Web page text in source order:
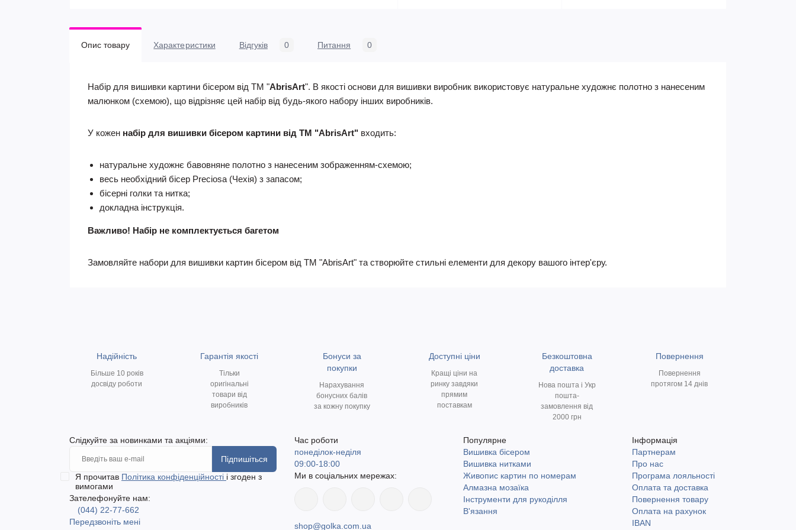
Опис товару Характеристики Відгуків 0 Питання 0
Набір для вишивки картини бісером від ТМ "AbrisArt". В якості основи для вишивки виробник використовує натуральне художнє полотно з нанесеним
малюнком (схемою), що відрізняє цей набір від будь-якого набору інших виробників.
У кожен набір для вишивки бісером картини від ТМ "AbrisArt" входить:
натуральне художнє бавовняне полотно з нанесеним зображенням-схемою;
весь необхідний бісер Preciosa (Чехія) з запасом;
бісерні голки та нитка;
докладна інструкція.
Важливо! Набір не комплектується багетом
Замовляйте набори для вишивки картин бісером від ТМ "AbrisArt" та створюйте стильні елементи для декору вашого інтер'єру.
Надійність
Більше 10 років
досвіду роботи
Гарантія якості
Тільки
оригінальні
товари від
виробників
Бонуси за
покупки
Нарахування
бонусних балів
за кожну покупку
Доступні ціни
Кращі ціни на
ринку завдяки
прямим
поставкам
Безкоштовна
доставка
Нова пошта і Укр
пошта-
замовлення від
2000 грн
Повернення
Повернення
протягом 14 днів
Слідкуйте за новинками та акціями:
Підпишіться
Я прочитав Політика конфіденційності і згоден з
вимогами
Зателефонуйте нам:
(044) 22-77-662
Передзвоніть мені
Час роботи
понеділок-неділя
09:00-18:00
Ми в соціальних мережах:
shop@golka.com.ua
Популярне
Вишивка бісером
Вишивка нитками
Живопис картин по номерам
Алмазна мозаїка
Інструменти для рукоділля
В'язання
Інформація
Партнерам
Про нас
Програма лояльності
Оплата та доставка
Повернення товару
Оплата на рахунок
IBAN